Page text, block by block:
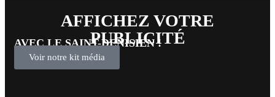
AFFICHEZ VOTRE
PUBLICITÉ
AVEC LE SAINT-DENISIEN !
Voir notre kit média